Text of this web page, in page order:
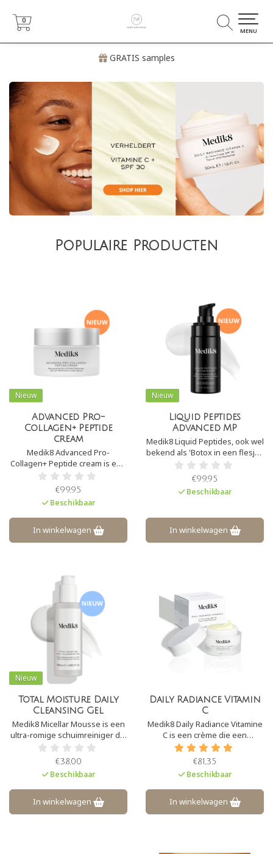
0
0
MENU
GRATIS samples
Populaire Producten
Nieuw
Advanced Pro-
Collagen+ Peptide
cream
Medik8 Advanced Pro-
Collagen+ Peptide cream is een
luxe, snel absorberende crème
die anti-aging werkt. Het
stimuleert de
collageenproductie, vermindert
zichtbare lijntjes en rimpels en
versterkt de huidbarrière.
€99,95
Beschikbaar
In winkelwagen
Nieuw
Liquid Peptides
Advanced MP
Medik8 Liquid Peptides, ook wel
bekend als 'Botox in een flesje',
is een krachtig hydraterend
serum dat een peptidecocktail
van 30% bevat. Het serum richt
zich op de fibroblastcellen,
collageen wordt gestimuleerd.
€99,95
Beschikbaar
In winkelwagen
Nieuw
Total Moisture Daily
Cleansing Gel
Medik8 Micellar Mousse is een
ultra-romige schuimreiniger die
in staat is om zware make-up te
verwijderen. Het is een zachte
cleanser die de huid niet
uitdroogt en is daardoor
geschikt voor alle huidtypen.
€38,00
Beschikbaar
In winkelwagen
Daily Radiance Vitamin
C
Medik8 Daily Radiance Vitamine
C is een crème die een
krachtige
antioxidantbescherming
combineert met een hoge
sterkte breed spectrum SPF30.
De crème herstelt en hydrateert
de huid diep.
€81,35
Beschikbaar
In winkelwagen